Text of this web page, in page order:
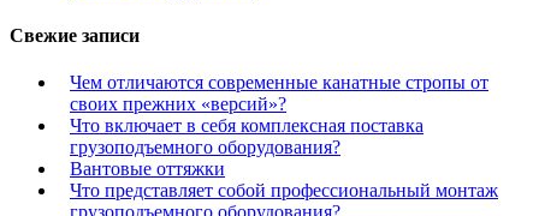
Свежие записи
Чем отличаются современные канатные стропы от
своих прежних «версий»?
Что включает в себя комплексная поставка
грузоподъемного оборудования?
Вантовые оттяжки
Что представляет собой профессиональный монтаж